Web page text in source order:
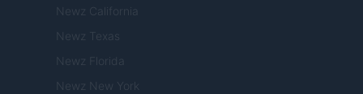
Newz California
Newz Texas
Newz Florida
Newz New York